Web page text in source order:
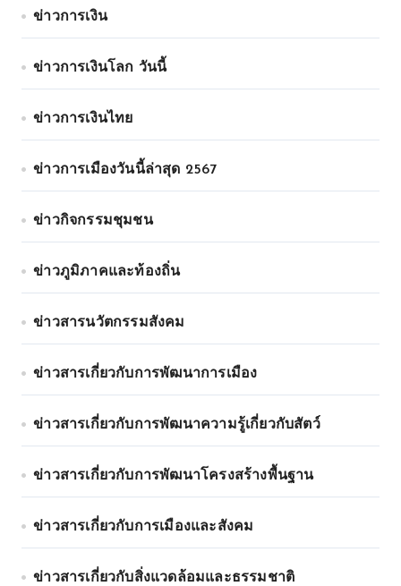
ข่าวการเงิน
ข่าวการเงินโลก วันนี้
ข่าวการเงินไทย
ข่าวการเมืองวันนี้ล่าสุด 2567
ข่าวกิจกรรมชุมชน
ข่าวภูมิภาคและท้องถิ่น
ข่าวสารนวัตกรรมสังคม
ข่าวสารเกี่ยวกับการพัฒนาการเมือง
ข่าวสารเกี่ยวกับการพัฒนาความรู้เกี่ยวกับสัตว์
ข่าวสารเกี่ยวกับการพัฒนาโครงสร้างพื้นฐาน
ข่าวสารเกี่ยวกับการเมืองและสังคม
ข่าวสารเกี่ยวกับสิ่งแวดล้อมและธรรมชาติ